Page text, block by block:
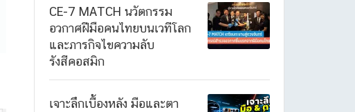
CE-7 MATCH นวัตกรรม
อวกาศฝีมือคนไทยบนเวทีโลก
และภารกิจไขความลับ
รังสีคอสมิก
เจาะลึกเบื้องหลัง มือและตา